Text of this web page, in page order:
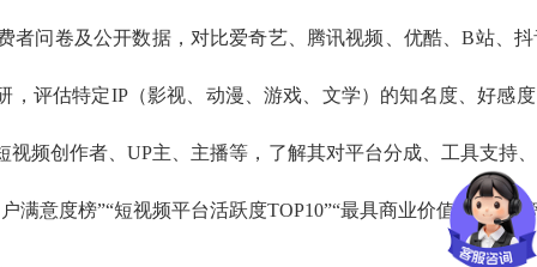
者问卷及公开数据，对比爱奇艺、腾讯视频、优酷、B站、
，评估特定IP（影视、动漫、游戏、文学）的知名度、好感
频创作者、UP主、主播等，了解其对平台分成、工具支持
满意度榜”“短视频平台活跃度TOP10”“最具商业价值IP榜”等